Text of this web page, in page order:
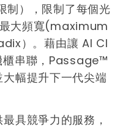
），限制了每個光
大頻寬(maximum
）。藉由讓 AI Cl
櫃串聯，Passage™
幅提升下一代尖端
具競爭力的服務，